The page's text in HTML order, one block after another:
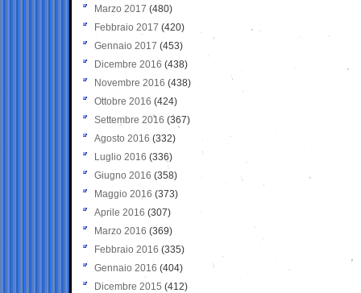
Marzo 2017 (480)
Febbraio 2017 (420)
Gennaio 2017 (453)
Dicembre 2016 (438)
Novembre 2016 (438)
Ottobre 2016 (424)
Settembre 2016 (367)
Agosto 2016 (332)
Luglio 2016 (336)
Giugno 2016 (358)
Maggio 2016 (373)
Aprile 2016 (307)
Marzo 2016 (369)
Febbraio 2016 (335)
Gennaio 2016 (404)
Dicembre 2015 (412)